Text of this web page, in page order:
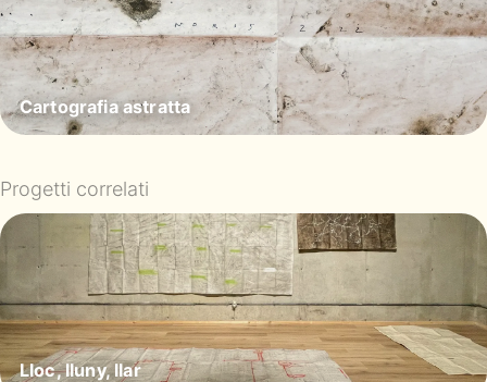
Cartografia astratta
Progetti correlati
Lloc, lluny, llar